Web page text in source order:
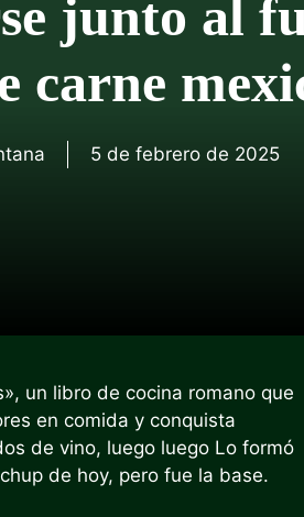
junto al
carne
5 de febrero de 2025
un libro de cocina romano que
en comida y conquista
de vino, luego luego Lo formó
de hoy, pero fue la base.